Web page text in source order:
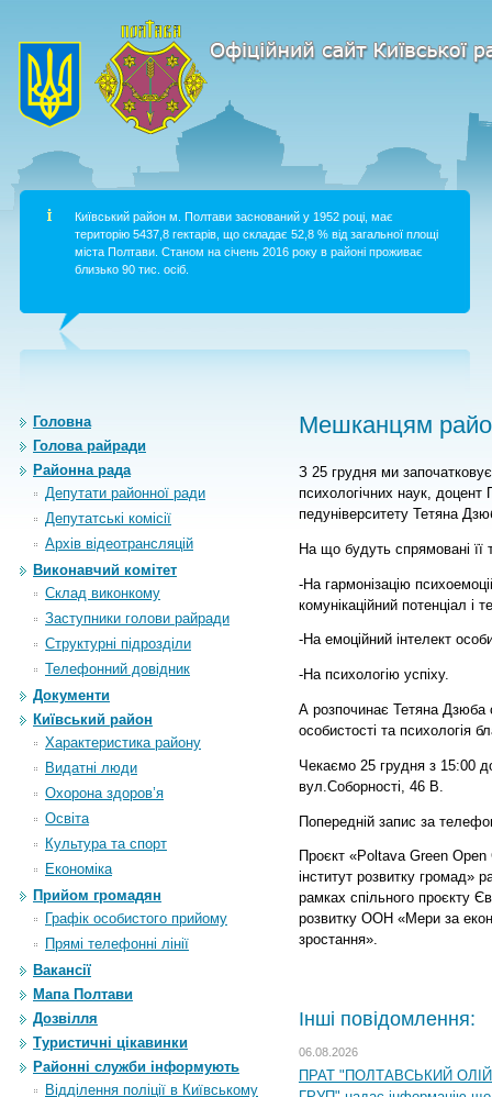
Київський район м. Полтави заснований у 1952 році, має
територію 5437,8 гектарів, що складає 52,8 % від загальної площі
міста Полтави. Станом на січень 2016 року в районі проживає
близько 90 тис. осіб.
Головна
Голова райради
Районна рада
Депутати районної ради
Депутатські комісії
Архiв вiдеотрансляцiй
Виконавчий комітет
Склад виконкому
Заступники голови райради
Структурні підрозділи
Телефонний довідник
Документи
Київський район
Характеристика району
Видатні люди
Охорона здоров’я
Освіта
Культура та спорт
Економіка
Прийом громадян
Графік особистого прийому
Прямі телефонні лінії
Вакансії
Мапа Полтави
Дозвілля
Туристичні цікавинки
Районні служби інформують
Відділення поліції в Київському
Мешканцям
З 25 грудня ми
психологічних наук, доцент
педуніверситету Тетяна
На що будуть спрямовані її
-На гармонізацію
комунікаційний потенціал і
-На емоційний інтелект
-На психологію успіху.
А розпочинає Тетяна Дзюба
особистості та психологія
Чекаємо 25 грудня з 15:00
вул.Соборності, 46 В.
Попередній запис за
Проєкт «Poltava Green
інститут розвитку громад»
рамках спільного проєкту
розвитку ООН «Мери за
Інші повідомлення:
06.08.2026
ПРАТ "ПОЛТАВСЬКИЙ